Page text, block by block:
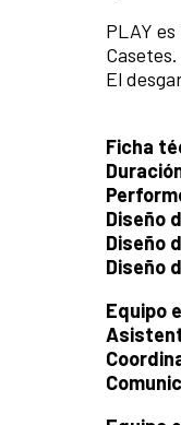
PLAY
El
Ficha
Diseño
Diseño
Diseño
Equipo